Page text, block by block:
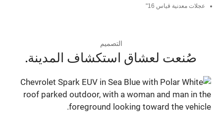
عجلات معدنية قياس 16"
التصميم
صُنعت لعشاق استكشاف المدينة.